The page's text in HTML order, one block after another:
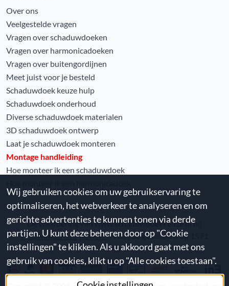
Over ons
Veelgestelde vragen
Vragen over schaduwdoeken
Vragen over harmonicadoeken
Vragen over buitengordijnen
Meet juist voor je besteld
Schaduwdoek keuze hulp
Schaduwdoek onderhoud
Diverse schaduwdoek materialen
3D schaduwdoek ontwerp
Laat je schaduwdoek monteren
Montage handleiding
Hoe monteer ik een schaduwdoek
De waardering van www.schaduwdoekkeuze.nl bij
WebwinkelKeur Reviewsis 8.7/10 gebaseerd op 1571
reviews.
Wij gebruiken cookies om uw gebruikservaring te
optimaliseren, het webverkeer te analyseren en om
gerichte advertenties te kunnen tonen via derde
partijen. U kunt deze beheren door op "Cookie
instellingen" te klikken. Als u akkoord gaat met ons
gebruik van cookies, klikt u op "Alle cookies toestaan".